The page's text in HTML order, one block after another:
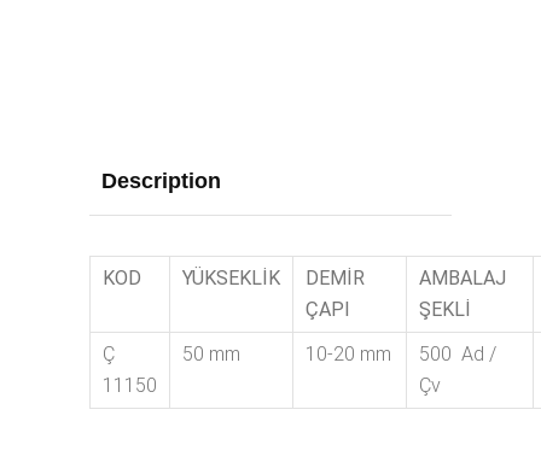
Description
KOD YÜKSEKLİK
DEMİR
ÇAPI
AMBALAJ
ŞEKLİ
Ç
11150
50 mm 10-20 mm
500 Ad /
Çv